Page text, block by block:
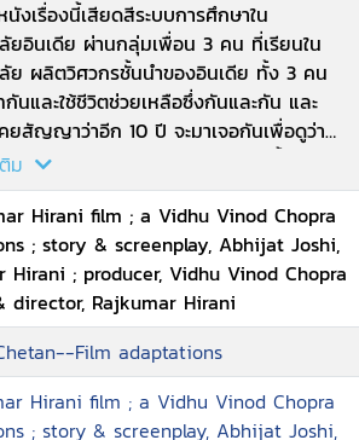
' the school's uptight and
But when Rancho catches the
dean's sexydaughter, Virus sets his
flunking out the '3idiots, once and
งเรื่องนี้เสียดสีระบบการศึกษาใน
ยอินเดีย ผ่านกลุ่มเพื่อน 3 คน ที่เรียนใน
ย ผลิตวิศวกรชั้นนำของอินเดีย ทั้ง 3 คน
กันและใช้ชีวิตช่วยเหลือซึ่งกันและกัน และ
ยสัญญาว่าอีก 10 ปี จะมาเจอกันเพื่อดูว่า
มสำเร็จในชีวิตมากกว่ากัน จากนั้นย้อน
พวกเขายังเรียนวิศวะในมหาวิทยาลัยแนว
จากครอบครัวที่มี
ส่วนรานโชมาจากครอบครัวที่ร่ำรวย ฟา
ะเป็นช่างภาพแต่ต้องเรียนวิศวะตามความ
พ่อ ส่วนราจูเข้ามาเรียนวิศวะเพื่อที่จะยก
ทางบ้านของตนที่ยากจนขนาดอดมื้อกินมื้อ
และน้องสาวไม่ได้แต่งงานเพราะไม่มีเงิน
รเอกที่มาจาก
ร่ำรวย เขาเป็นคนฉลาด มีความใฝ่รู้และมี
ม
Hirani film ; a Vidhu Vinod Chopra
; story & screenplay, Abhijat Joshi,
Hirani ; producer, Vidhu Vinod Chopra
director, Rajkumar Hirani
Film adaptations
Hirani film ; a Vidhu Vinod Chopra
; story & screenplay, Abhijat Joshi,